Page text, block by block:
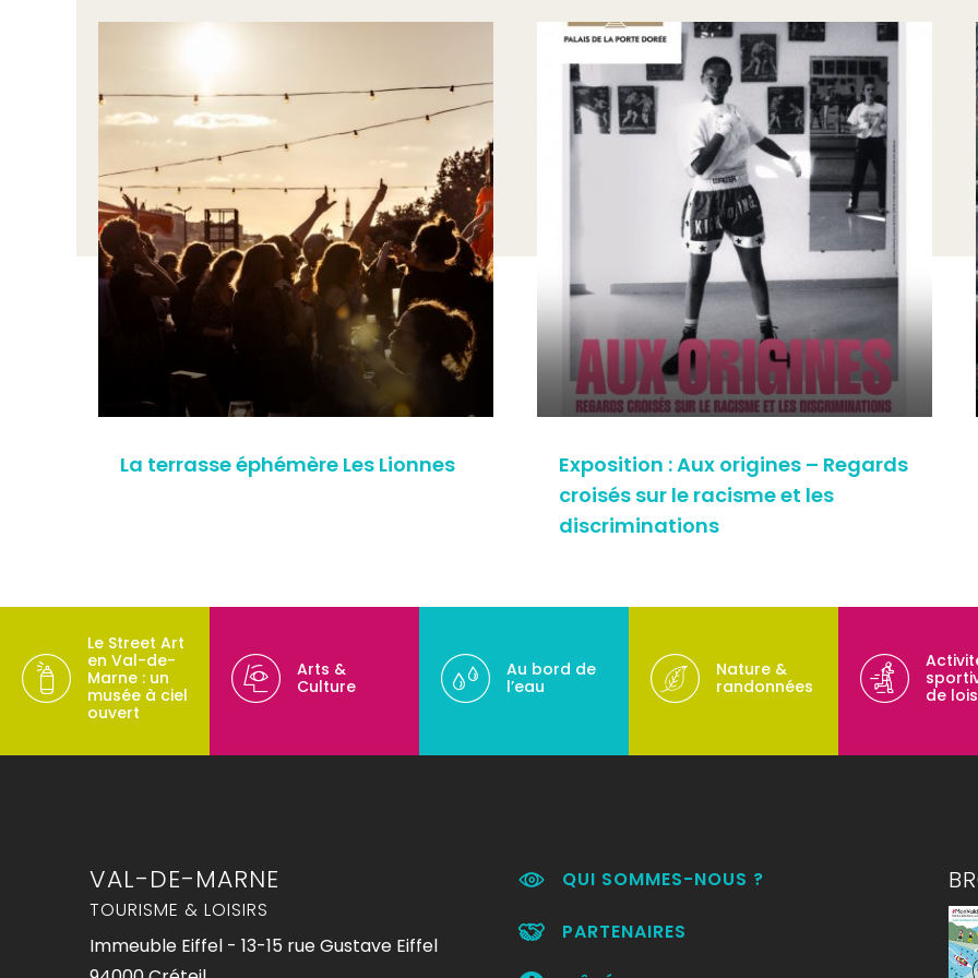
La terrasse éphémère Les Lionnes
Exposition : Aux origines – Regards
croisés sur le racisme et les
discriminations
Le Street Art
en Val-de-
Marne : un
musée à ciel
ouvert
Arts &
Culture
Au bord de
l’eau
Nature &
randonnées
de
VAL-DE-MARNE
TOURISME & LOISIRS
Immeuble Eiffel - 13-15 rue Gustave Eiffel
QUI SOMMES-NOUS ?
PARTENAIRES